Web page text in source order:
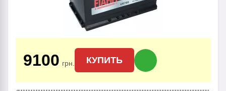
9100 грн. КУПИТЬ